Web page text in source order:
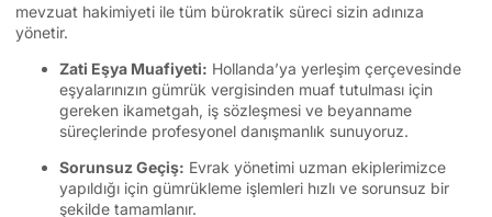
mevzuat hakimiyeti ile tüm bürokratik süreci sizin adınıza
yönetir.
Zati Eşya Muafiyeti: Hollanda’ya yerleşim çerçevesinde
eşyalarınızın gümrük vergisinden muaf tutulması için
gereken ikametgah, iş sözleşmesi ve beyanname
süreçlerinde profesyonel danışmanlık sunuyoruz.
Sorunsuz Geçiş: Evrak yönetimi uzman ekiplerimizce
yapıldığı için gümrükleme işlemleri hızlı ve sorunsuz bir
şekilde tamamlanır.